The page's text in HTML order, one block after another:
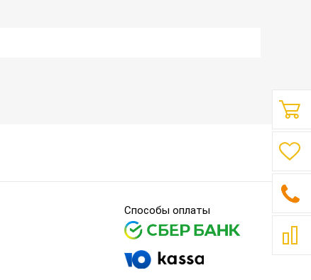
Способы оплаты